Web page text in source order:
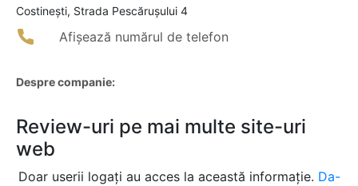
Costineşti, Strada Pescăruşului 4
Afișează numărul de telefon
Despre companie:
Review-uri pe mai multe site-uri
web
Doar userii logați au acces la această informație. Da-